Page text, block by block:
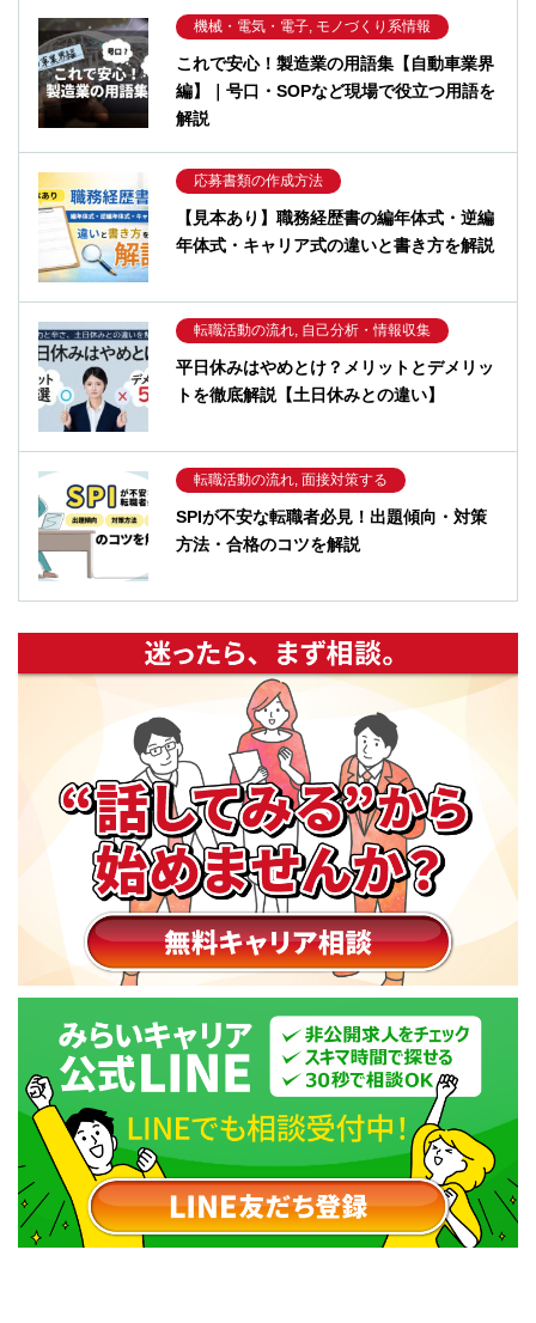
機械・電気・電子, モノづくり系情報
これで安心！製造業の用語集【自動車業界
編】｜号口・SOPなど現場で役立つ用語を
解説
応募書類の作成方法
【見本あり】職務経歴書の編年体式・逆編
年体式・キャリア式の違いと書き方を解説
転職活動の流れ, 自己分析・情報収集
平日休みはやめとけ？メリットとデメリッ
トを徹底解説【土日休みとの違い】
転職活動の流れ, 面接対策する
SPIが不安な転職者必見！出題傾向・対策
方法・合格のコツを解説